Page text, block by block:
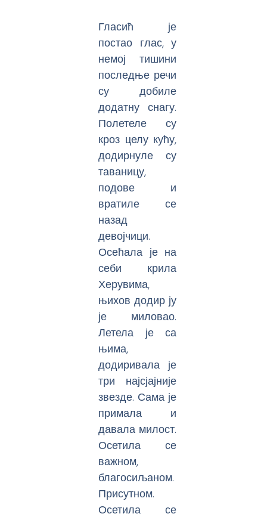
Гласић је
постао глас, у
немој тишини
последње речи
су добиле
додатну снагу.
Полетеле су
кроз целу кућу,
додирнуле су
таваницу,
подове и
вратиле се
назад
девојчици.
Осећала је на
себи крила
Херувима,
њихов додир ју
је миловао.
Летела је са
њима,
додиривала је
три најсјајније
звезде. Сама је
примала и
давала милост.
Осетила се
важном,
благосиљаном.
Присутном.
Осетила се